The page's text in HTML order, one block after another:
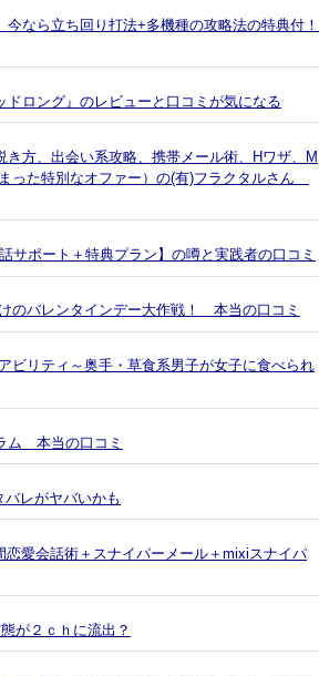
なら立ち回り打法+多機種の攻略法の特典付！
ロング』のレビューと口コミが気になる
方、出会い系攻略、携帯メール術、Hワザ、M
った特別なオファー）の(有)フラクタルさん
サポート＋特典プラン】の噂と実践者の口コミ
のバレンタインデー大作戦！ 本当の口コミ
ビリティ～奥手・草食系男子が女子に食べられ
ム 本当の口コミ
レがヤバいかも
愛会話術＋スナイパーメール＋mixiスナイパ
が２ｃｈに流出？